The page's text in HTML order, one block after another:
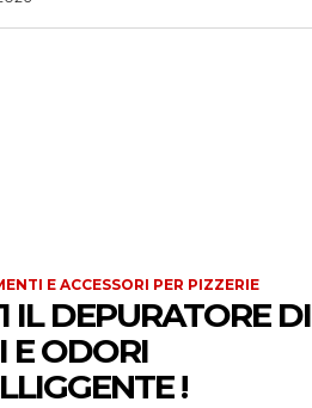
E ACCESSORI PER PIZZERIE
IL DEPURATORE DI
E ODORI
!